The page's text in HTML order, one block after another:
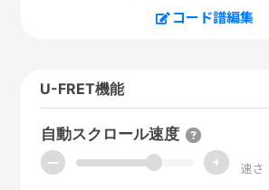
コード譜編集
U-FRET機能
自動スクロール速度
ー + 速さ